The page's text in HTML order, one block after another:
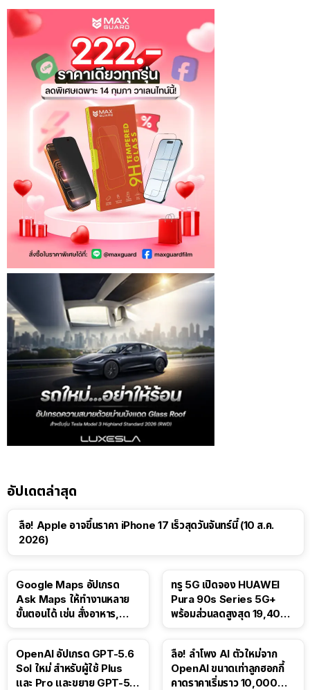
อัปเดตล่าสุด
ลือ! Apple อาจขึ้นราคา iPhone 17 เร็วสุดวันจันทร์นี้ (10 ส.ค.
2026)
Google Maps อัปเกรด
Ask Maps ให้ทำงานหลาย
ขั้นตอนได้ เช่น สั่งอาหาร,
ทรู 5G เปิดจอง HUAWEI
Pura 90s Series 5G+
พร้อมส่วนลดสูงสุด 19,400
OpenAI อัปเกรด GPT-5.6
Sol ใหม่ สำหรับผู้ใช้ Plus
และ Pro และขยาย GPT-5.6
ลือ! ลำโพง AI ตัวใหม่จาก
OpenAI ขนาดเท่าลูกฮอกกี้
คาดราคาเริ่มราว 10,000